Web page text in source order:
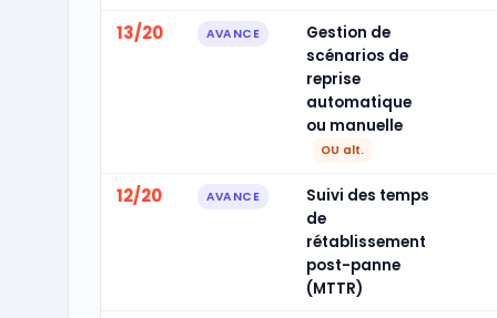
13/20 AVANCE
Gestion de
scénarios de
reprise
automatique
ou manuelle
OU alt.
12/20 AVANCE
Suivi des temps
de
rétablissement
post-panne
(MTTR)